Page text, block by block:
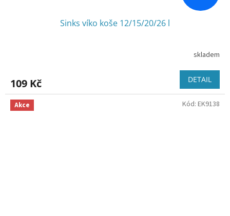
Sinks víko koše 12/15/20/26 l
skladem
109 Kč DETAIL
Akce Kód: EK9138